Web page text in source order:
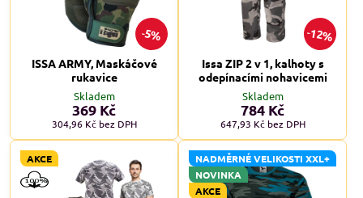
5%
ISSA ARMY, Maskáčové
rukavice
Skladem
369 Kč
304,96 Kč bez DPH
12%
Issa ZIP 2 v 1, kalhoty s
odepínacími nohavicemi
Skladem
784 Kč
647,93 Kč bez DPH
AKCE
NADMĚRNÉ VELIKOSTI XXL+
NOVINKA
AKCE